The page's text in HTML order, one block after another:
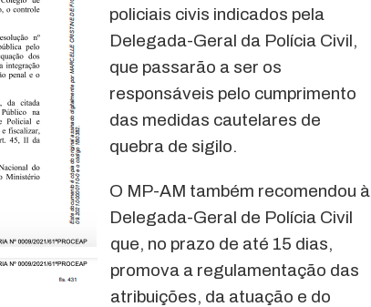
policiais civis indicados pela
Delegada-Geral da Polícia Civil,
que passarão a ser os
responsáveis pelo cumprimento
das medidas cautelares de
quebra de sigilo.
O MP-AM também recomendou à
Delegada-Geral de Polícia Civil
que, no prazo de até 15 dias,
promova a regulamentação das
atribuições, da atuação e do